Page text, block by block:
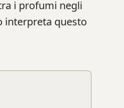
i profumi negli
interpreta questo